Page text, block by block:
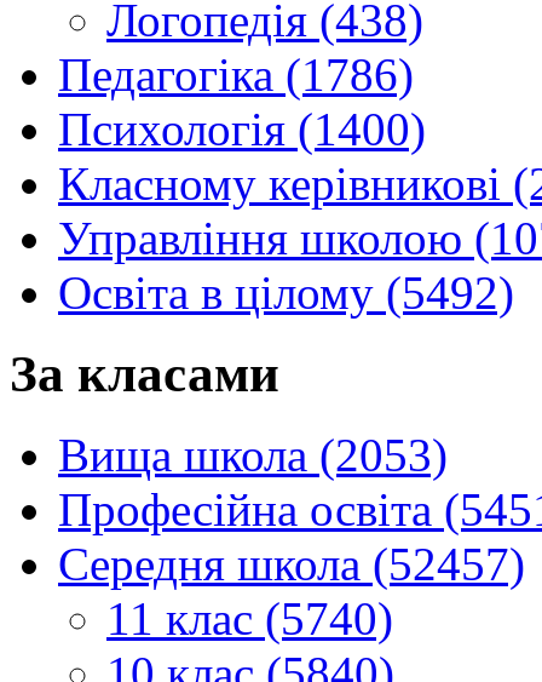
Логопедія (438)
Педагогіка (1786)
Психологія (1400)
Класному керівникові
Управління школою
Освіта в цілому (5492)
За класами
Вища школа (2053)
Професійна освіта
Середня школа (52457)
11 клас (5740)